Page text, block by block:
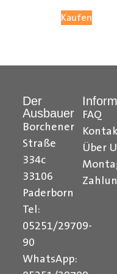
05251 29 70 9-90.
Hilfreiche
Ihr Team vonDer
Formularbeginn
Kaufen
Der
Ausbauer
Borchener
Straße
334c
33106
Paderborn
Tel:
05251/29709-
90
WhatsApp:
FAQ
Über